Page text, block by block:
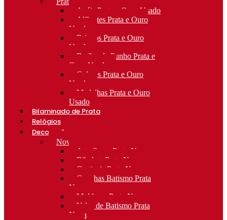
Anéis Prata e Ouro Usado
Alfinetes Prata e Ouro
Usado
Brincos Prata e Ouro
Usado
Botões de Punho Prata e
Ouro Usado
Colares Prata e Ouro
Usado
Medalhas Prata e Ouro
Usado
Bilaminado de Prata
Relógios
Decoração
Novo
Arte Sacra Prata Nova
Bibelots Prata Nova
Castiçais Prata Nova
Conchas Batismo Prata
Nova
Molduras Prata Nova
Velas de Batismo Prata
Nova